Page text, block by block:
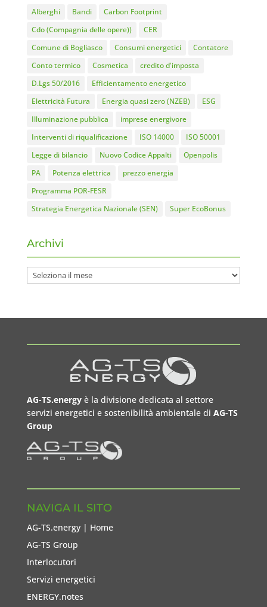
Alberghi Bandi
Carbon Footprint
Cdo (Compagnia delle opere))
CER
Comune di Bogliasco
Consumi energetici
Contatore
Conto termico
Cosmetica
credito d'imposta
D.Lgs 50/2016
Efficientamento energetico
Elettricità Futura
Energia quasi zero (NZEB)
ESG
Illuminazione pubblica
imprese energivore
Interventi di riqualificazione
ISO 14000
ISO 50001
Legge di bilancio
Nuovo Codice Appalti
Openpolis
PA
Potenza elettrica
prezzo energia
Programma POR-FESR
Strategia Energetica Nazionale (SEN)
Super EcoBonus
Archivi
Archivi
AG-TS.energyè la divisione dedicata al settore
servizi energetici e sostenibilità ambientale di AG-TS
Group
NAVIGA IL SITO
AG-TS.energy | Home
AG-TS Group
Interlocutori
Servizi energetici
ENERGY.notes